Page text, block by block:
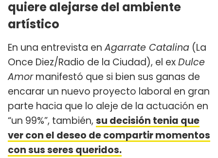
quiere alejarse del ambiente
artístico
En una entrevista enAgarrate Catalina (La
Once Diez/Radio de la Ciudad), el exDulce
Amormanifestó que si bien sus ganas de
encarar un nuevo proyecto laboral en gran
parte hacia que lo aleje de la actuación en
“un 99%”, también, su decisión tenia que
ver con el deseo de compartir momentos
con sus seres queridos.